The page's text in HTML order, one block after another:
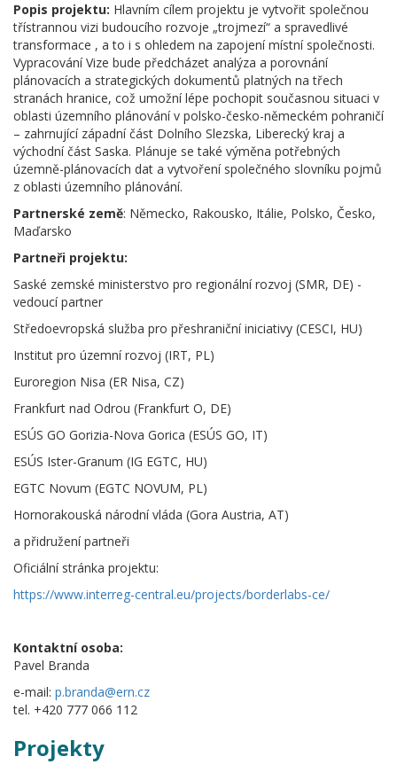
Popis projektu: Hlavním cílem projektu je vytvořit společnou
třístrannou vizi budoucího rozvoje „trojmezí“ a spravedlivé
transformace , a to i s ohledem na zapojení místní společnosti.
Vypracování Vize bude předcházet analýza a porovnání
plánovacích a strategických dokumentů platných na třech
stranách hranice, což umožní lépe pochopit současnou situaci v
oblasti územního plánování v polsko-česko-německém pohraničí
– zahrnující západní část Dolního Slezska, Liberecký kraj a
východní část Saska. Plánuje se také výměna potřebných
územně-plánovacích dat a vytvoření společného slovníku pojmů
z oblasti územního plánování.
Partnerské země: Německo, Rakousko, Itálie, Polsko, Česko,
Maďarsko
Partneři projektu:
Saské zemské ministerstvo pro regionální rozvoj (SMR, DE) -
vedoucí partner
Středoevropská služba pro přeshraniční iniciativy (CESCI, HU)
Institut pro územní rozvoj (IRT, PL)
Euroregion Nisa (ER Nisa, CZ)
Frankfurt nad Odrou (Frankfurt O, DE)
ESÚS GO Gorizia-Nova Gorica (ESÚS GO, IT)
ESÚS Ister-Granum (IG EGTC, HU)
EGTC Novum (EGTC NOVUM, PL)
Hornorakouská národní vláda (Gora Austria, AT)
a přidružení partneři
Oficiální stránka projektu:
https://www.interreg-central.eu/projects/borderlabs-ce/
Kontaktní osoba:
Pavel Branda
e-mail: p.branda@ern.cz
tel. +420 777 066 112
Projekty